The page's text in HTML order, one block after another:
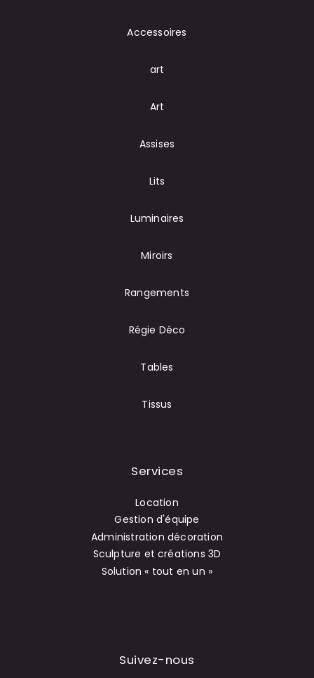
Accessoires
art
Art
Assises
Lits
Luminaires
Miroirs
Rangements
Régie Déco
Tables
Tissus
Services
Location
Gestion d'équipe
Administration décoration
Sculpture et créations 3D
Solution « tout en un »
Suivez-nous